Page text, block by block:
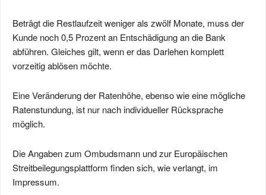
Beträgt die Restlaufzeit weniger als zwölf Monate, muss der
Kunde noch 0,5 Prozent an Entschädigung an die Bank
abführen. Gleiches gilt, wenn er das Darlehen komplett
vorzeitig ablösen möchte.
Eine Veränderung der Ratenhöhe, ebenso wie eine mögliche
Ratenstundung, ist nur nach individueller Rücksprache
möglich.
Die Angaben zum Ombudsmann und zur Europäischen
Streitbeilegungsplattform finden sich, wie verlangt, im
Impressum.